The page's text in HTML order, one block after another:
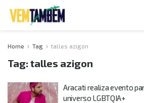
Home Tag talles azigon
Tag: talles azigon
Aracati realiza evento
universo LGBTQIA+